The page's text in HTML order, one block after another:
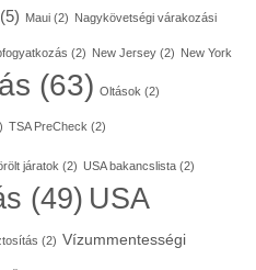
(5) Maui (2) Nagykövetségi várakozási
(2) New Jersey (2) New York
(63) Oltások (2)
TSA PreCheck (2)
járatok (2) USA bakancslista (2)
(49) USA
(2) Vízummentességi